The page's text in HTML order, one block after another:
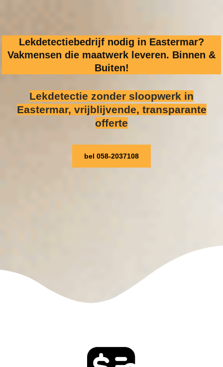
Lekdetectiebedrijf nodig in Eastermar?
Vakmensen die maatwerk leveren. Binnen &
Buiten!
Lekdetectie zonder sloopwerk in
Eastermar, vrijblijvende, transparante
offerte
bel 058-2037108